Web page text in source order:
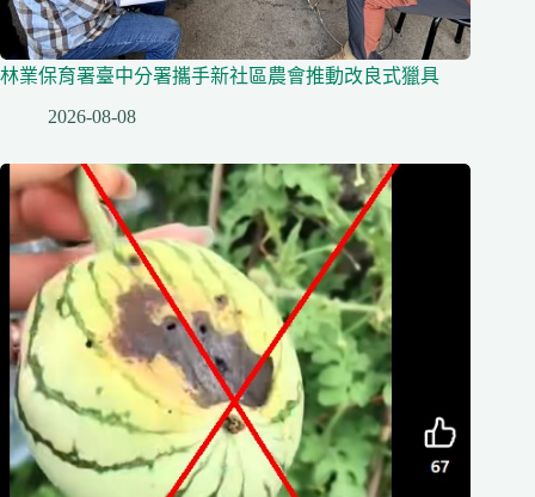
林業保育署臺中分署攜手新社區農會推動改良式獵具
2026-08-08